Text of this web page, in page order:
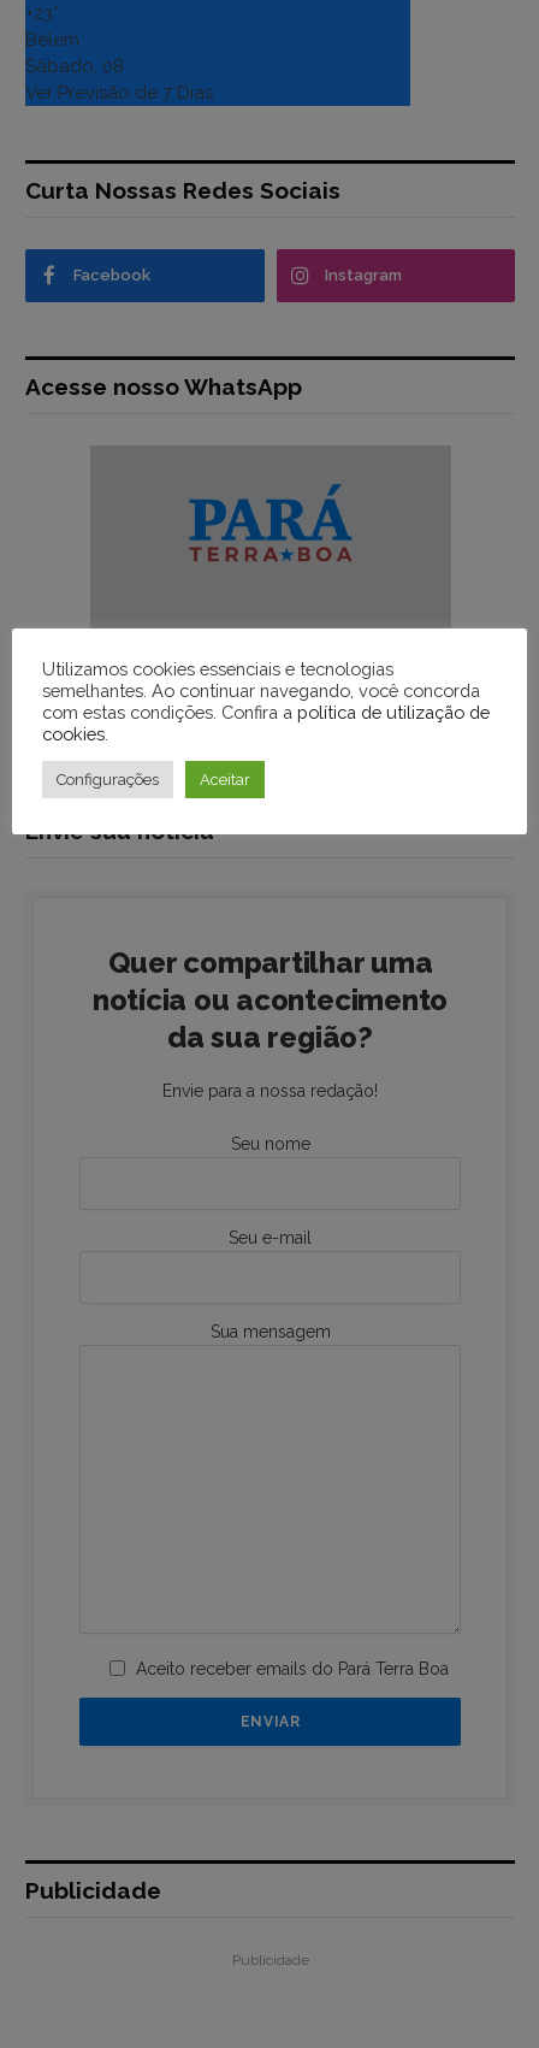
+23°
Belém
Sábado, 08
Ver Previsão de 7 Dias
Curta Nossas Redes Sociais
Facebook Instagram
Acesse nosso WhatsApp
Envie sua notícia
Quer compartilhar uma
notícia ou acontecimento
da sua região?
Envie para a nossa redação!
Seu nome
Seu e-mail
Sua mensagem
Aceito receber emails do Pará Terra Boa
Publicidade
Publicidade
Utilizamos cookies essenciais e tecnologias
semelhantes. Ao continuar navegando, você concorda
com estas condições. Confira a política de utilização de
cookies
Configurações Aceitar